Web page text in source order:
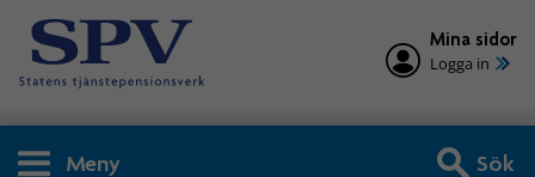
Mina sidor
Logga in
Meny Sök